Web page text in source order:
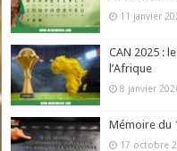
11 janvier
CAN 2025 :
l’Afrique
8 janvier
Mémoire du
17 octobre